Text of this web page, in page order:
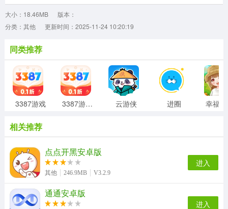
大小：18.46MB
版本：
分类：其他
更新时间：2025-11-24 10:20:19
同类推荐
3387游戏 3387游戏盒子 云游侠 进圈
相关推荐
点点开黑安卓版
其他 246.9MB V3.2.9
进入
通通安卓版
进入